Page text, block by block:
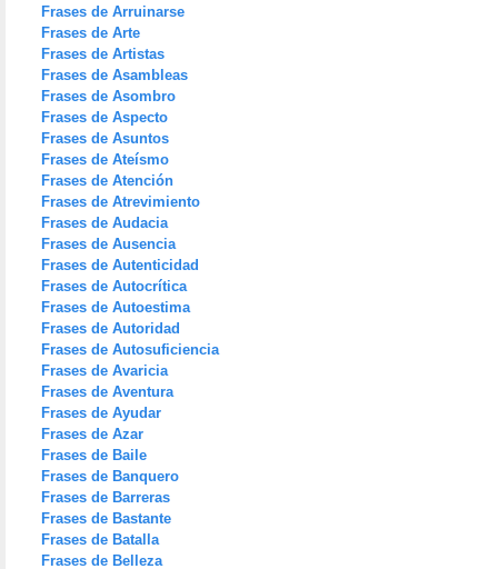
Frases de Arruinarse
Frases de Arte
Frases de Artistas
Frases de Asambleas
Frases de Asombro
Frases de Aspecto
Frases de Asuntos
Frases de Ateísmo
Frases de Atención
Frases de Atrevimiento
Frases de Audacia
Frases de Ausencia
Frases de Autenticidad
Frases de Autocrítica
Frases de Autoestima
Frases de Autoridad
Frases de Autosuficiencia
Frases de Avaricia
Frases de Aventura
Frases de Ayudar
Frases de Azar
Frases de Baile
Frases de Banquero
Frases de Barreras
Frases de Bastante
Frases de Batalla
Frases de Belleza